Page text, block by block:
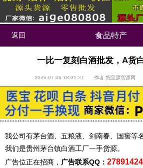
返回 食品特产
一比一复刻白酒批发，A货
2026-07-06 18:01:27 作者:货品源货源网
我公司有茅台酒、五粮液、剑南春、国窖等
我们是贵州茅台镇白酒工厂一手货源。
广告位正在招商， 广告联系QQ：